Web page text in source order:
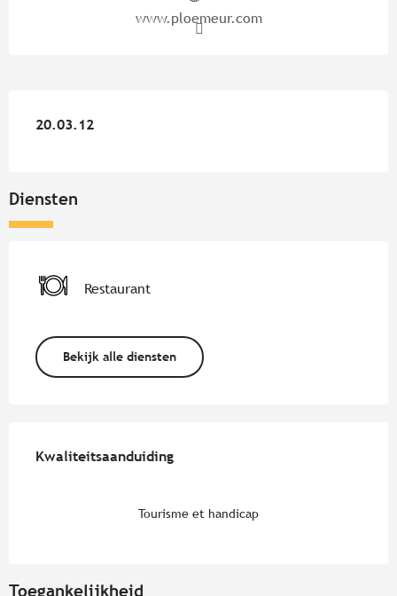
www.ploemeur.com
20.03.12
20.03.12
Diensten
Restaurant
Bekijk alle diensten
Kwaliteitsaanduiding
Kwaliteitsaanduiding
Tourisme et handicap
Toegankelijkheid